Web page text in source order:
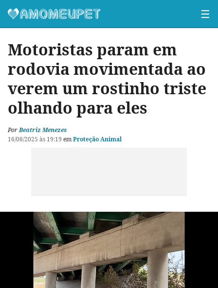
☰
Motoristas param em
rodovia movimentada ao
verem um rostinho triste
olhando para eles
PorBeatriz Menezes
16/08/2025 às 19:19 emProteção Animal